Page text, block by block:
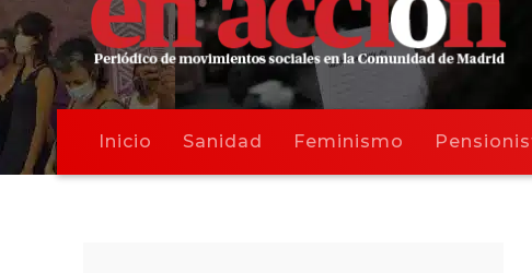
Inicio Sanidad Feminismo